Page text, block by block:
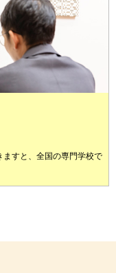
すと、全国の専門学校で